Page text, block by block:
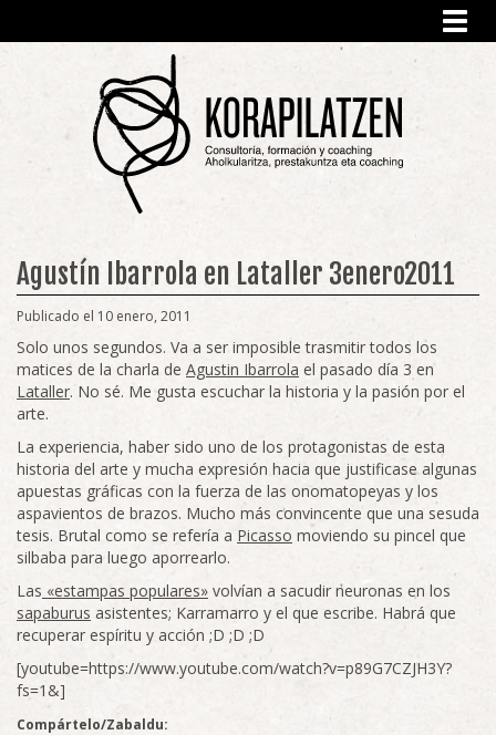
Agustín Ibarrola en Lataller 3enero2011
Publicado el 10 enero, 2011
Solo unos segundos. Va a ser imposible trasmitir todos los
matices de la charla de Agustin Ibarrola el pasado día 3 en
Lataller. No sé. Me gusta escuchar la historia y la pasión por el
arte.
La experiencia, haber sido uno de los protagonistas de esta
historia del arte y mucha expresión hacia que justificase algunas
apuestas gráficas con la fuerza de las onomatopeyas y los
aspavientos de brazos. Mucho más convincente que una sesuda
tesis. Brutal como se refería a Picasso moviendo su pincel que
silbaba para luego aporrearlo.
Las «estampas populares» volvían a sacudir neuronas en los
sapaburus asistentes; Karramarro y el que escribe. Habrá que
recuperar espíritu y acción ;D ;D ;D
[youtube=https://www.youtube.com/watch?v=p89G7CZJH3Y?
fs=1&]
Compártelo/Zabaldu: